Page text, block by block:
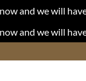
and we will
and we will